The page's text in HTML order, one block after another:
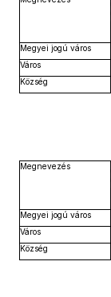
Megyei jogú város
Város
Község
Megnevezés
Megyei jogú város
Város
Község